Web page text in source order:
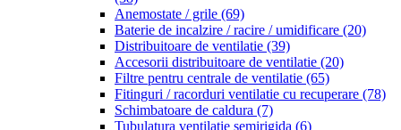
Anemostate / grile (69)
Baterie de incalzire / racire / umidificare (20)
Distribuitoare de ventilatie (39)
Accesorii distribuitoare de ventilatie (20)
Filtre pentru centrale de ventilatie (65)
Fitinguri / racorduri ventilatie cu recuperare (78)
Schimbatoare de caldura (7)
Tubulatura ventilatie semirigida (6)